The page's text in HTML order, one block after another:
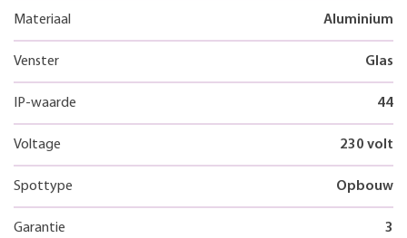
Materiaal Aluminium
Venster Glas
IP-waarde 44
Voltage 230 volt
Spottype Opbouw
Garantie 3